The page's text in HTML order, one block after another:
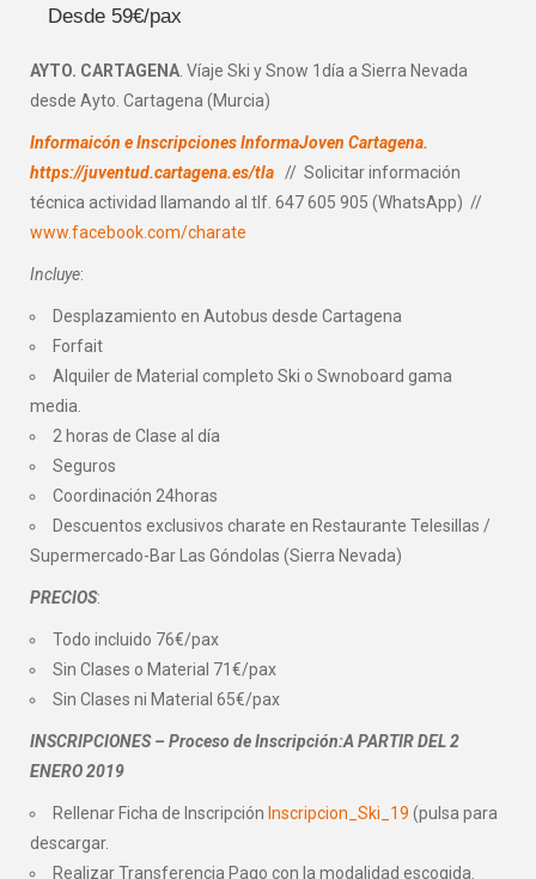
Desde 59€/pax
AYTO. CARTAGENA. Víaje Ski y Snow 1día a Sierra Nevada
desde Ayto. Cartagena (Murcia)
Informaicón e Inscripciones InformaJoven Cartagena.
https://juventud.cartagena.es/tla // Solicitar información
técnica actividad llamando al tlf. 647 605 905 (WhatsApp) //
www.facebook.com/charate
Incluye:
Desplazamiento en Autobus desde Cartagena
Forfait
Alquiler de Material completo Ski o Swnoboard gama
media.
2 horas de Clase al día
Seguros
Coordinación 24horas
Descuentos exclusivos charate en Restaurante Telesillas /
Supermercado-Bar Las Góndolas (Sierra Nevada)
PRECIOS:
Todo incluido 76€/pax
Sin Clases o Material 71€/pax
Sin Clases ni Material 65€/pax
INSCRIPCIONES – Proceso de Inscripción:A PARTIR DEL 2
ENERO 2019
Rellenar Ficha de Inscripción Inscripcion_Ski_19 (pulsa para
descargar.
Realizar Transferencia Pago con la modalidad escogida.